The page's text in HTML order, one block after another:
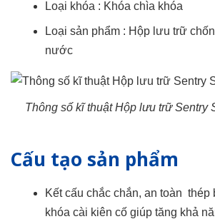
Loại khóa : Khóa chìa khóa
Loại sản phẩm : Hộp lưu trữ
nước
Thông số kĩ thuật Hộp lưu trữ Sentry
Cấu tạo sản phẩm
Kết cấu chắc chắn, an toàn thép
khóa cài kiên cố giúp tăng khả